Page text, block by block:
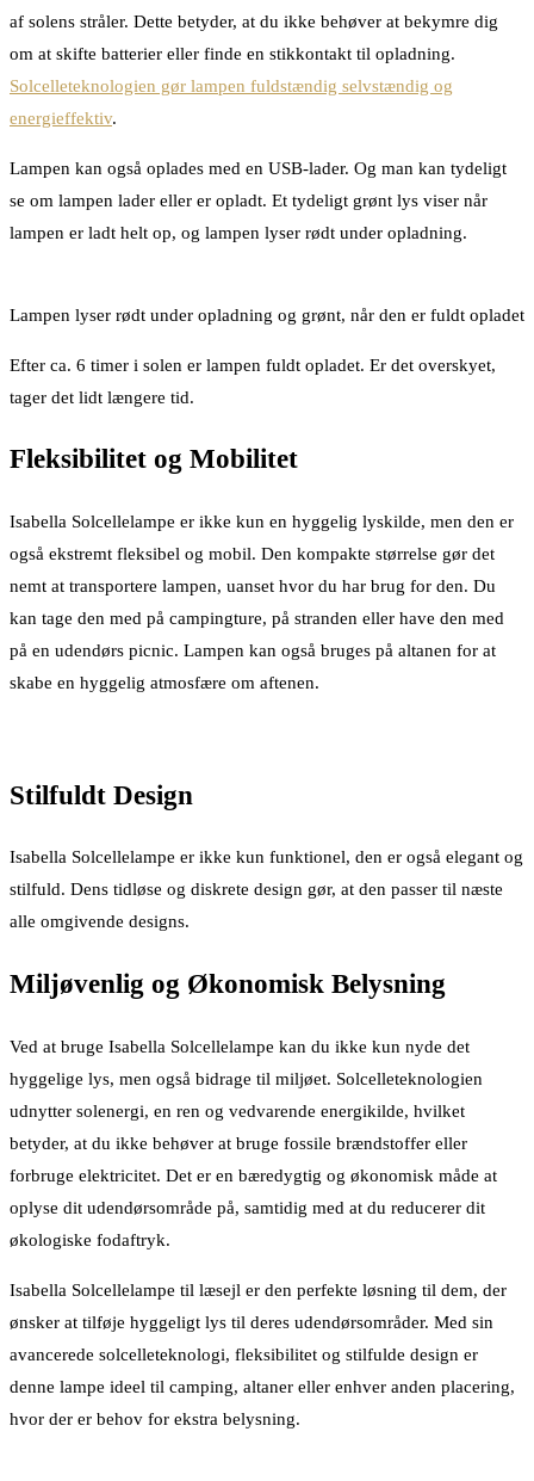
af solens stråler. Dette betyder, at du ikke behøver at bekymre dig
om at skifte batterier eller finde en stikkontakt til opladning.
Solcelleteknologien gør lampen fuldstændig selvstændig og
energieffektiv.
Lampen kan også oplades med en USB-lader. Og man kan tydeligt
se om lampen lader eller er opladt. Et tydeligt grønt lys viser når
lampen er ladt helt op, og lampen lyser rødt under opladning.
Lampen lyser rødt under opladning og grønt, når den er fuldt opladet
Efter ca. 6 timer i solen er lampen fuldt opladet. Er det overskyet,
tager det lidt længere tid.
Fleksibilitet og Mobilitet
Isabella Solcellelampe er ikke kun en hyggelig lyskilde, men den er
også ekstremt fleksibel og mobil. Den kompakte størrelse gør det
nemt at transportere lampen, uanset hvor du har brug for den. Du
kan tage den med på campingture, på stranden eller have den med
på en udendørs picnic. Lampen kan også bruges på altanen for at
skabe en hyggelig atmosfære om aftenen.
Stilfuldt Design
Isabella Solcellelampe er ikke kun funktionel, den er også elegant og
stilfuld. Dens tidløse og diskrete design gør, at den passer til næste
alle omgivende designs.
Miljøvenlig og Økonomisk Belysning
Ved at bruge Isabella Solcellelampe kan du ikke kun nyde det
hyggelige lys, men også bidrage til miljøet. Solcelleteknologien
udnytter solenergi, en ren og vedvarende energikilde, hvilket
betyder, at du ikke behøver at bruge fossile brændstoffer eller
forbruge elektricitet. Det er en bæredygtig og økonomisk måde at
oplyse dit udendørsområde på, samtidig med at du reducerer dit
økologiske fodaftryk.
Isabella Solcellelampe til læsejl er den perfekte løsning til dem, der
ønsker at tilføje hyggeligt lys til deres udendørsområder. Med sin
avancerede solcelleteknologi, fleksibilitet og stilfulde design er
denne lampe ideel til camping, altaner eller enhver anden placering,
hvor der er behov for ekstra belysning.